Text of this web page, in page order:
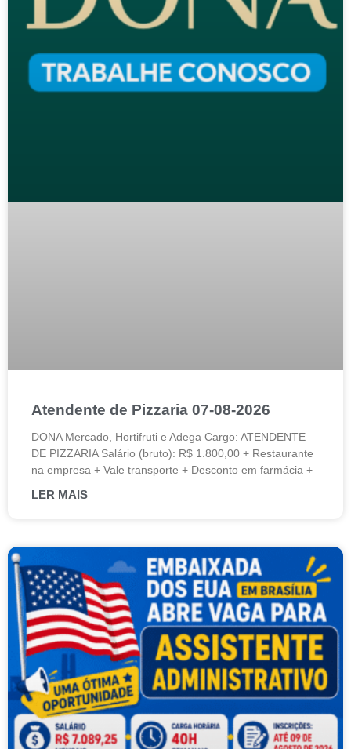
Atendente de Pizzaria 07-08-2026
DONA Mercado, Hortifruti e Adega Cargo: ATENDENTE
DE PIZZARIA Salário (bruto): R$ 1.800,00 + Restaurante
na empresa + Vale transporte + Desconto em farmácia +
LER MAIS